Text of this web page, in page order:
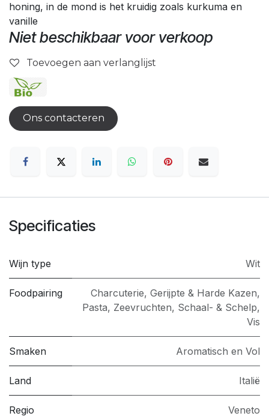
honing, in de mond is het kruidig zoals kurkuma en
vanille
Niet beschikbaar voor verkoop
Toevoegen aan verlanglijst
Ons contacteren
Specificaties
Wijn type Wit
Foodpairing Charcuterie, Gerijpte & Harde Kazen,
Pasta, Zeevruchten, Schaal- & Schelp,
Vis
Smaken Aromatisch en Vol
Land Italië
Regio Veneto